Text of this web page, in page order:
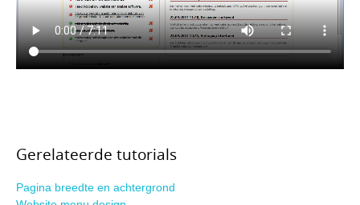
Gerelateerde tutorials
Pagina breedte en achtergrond